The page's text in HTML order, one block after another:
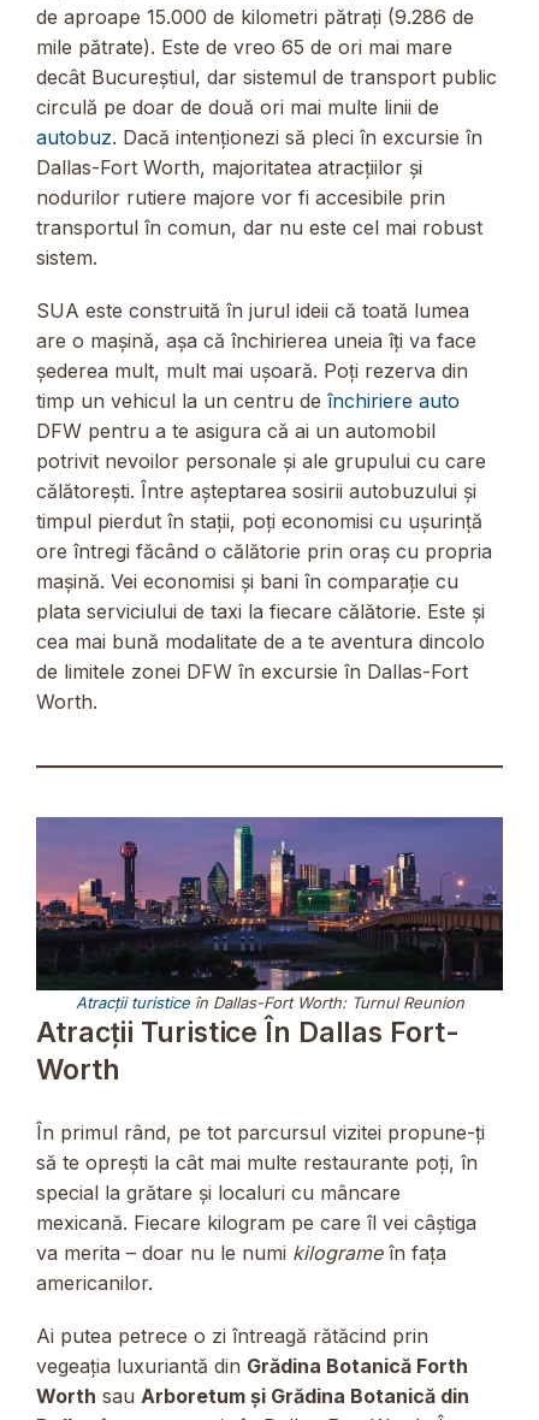
de aproape 15.000 de kilometri pătrați (9.286 de
mile pătrate). Este de vreo 65 de ori mai mare
decât Bucureștiul, dar sistemul de transport public
circulă pe doar de două ori mai multe linii de
autobuz. Dacă intenționezi să pleci în excursie în
Dallas-Fort Worth, majoritatea atracțiilor și
nodurilor rutiere majore vor fi accesibile prin
transportul în comun, dar nu este cel mai robust
sistem.
SUA este construită în jurul ideii că toată lumea
are o mașină, așa că închirierea uneia îți va face
șederea mult, mult mai ușoară. Poți rezerva din
timp un vehicul la un centru de închiriere auto
DFW pentru a te asigura că ai un automobil
potrivit nevoilor personale și ale grupului cu care
călătorești. Între așteptarea sosirii autobuzului și
timpul pierdut în stații, poți economisi cu ușurință
ore întregi făcând o călătorie prin oraș cu propria
mașină. Vei economisi și bani în comparație cu
plata serviciului de taxi la fiecare călătorie. Este și
cea mai bună modalitate de a te aventura dincolo
de limitele zonei DFW în excursie în Dallas-Fort
Worth.
Atracții turisticeîn Dallas-Fort Worth: Turnul Reunion
Atracții Turistice În Dallas Fort-
Worth
În primul rând, pe tot parcursul vizitei propune-ți
să te oprești la cât mai multe restaurante poți, în
special la grătare și localuri cu mâncare
mexicană. Fiecare kilogram pe care îl vei câștiga
va merita – doar nu le numi kilogrameîn fața
americanilor.
Ai putea petrece o zi întreagă rătăcind prin
vegeația luxuriantă din Grădina Botanică Forth
Worth sau Arboretum și Grădina Botanică din